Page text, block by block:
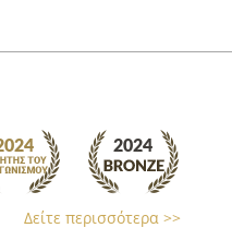
Δείτε περισσότερα >>